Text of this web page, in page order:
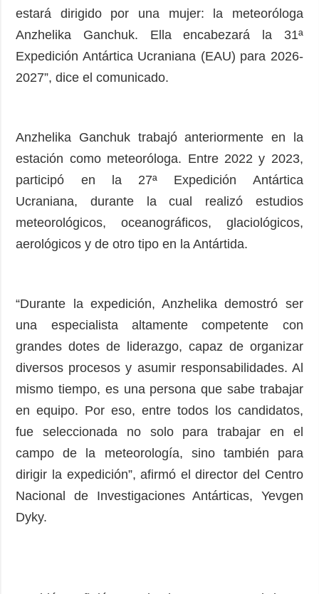
estará dirigido por una mujer: la meteoróloga
Anzhelika Ganchuk. Ella encabezará la 31ª
Expedición Antártica Ucraniana (EAU) para 2026-
2027”, dice el comunicado.
Anzhelika Ganchuk trabajó anteriormente en la
estación como meteoróloga. Entre 2022 y 2023,
participó en la 27ª Expedición Antártica
Ucraniana, durante la cual realizó estudios
meteorológicos, oceanográficos, glaciológicos,
aerológicos y de otro tipo en la Antártida.
“Durante la expedición, Anzhelika demostró ser
una especialista altamente competente con
grandes dotes de liderazgo, capaz de organizar
diversos procesos y asumir responsabilidades. Al
mismo tiempo, es una persona que sabe trabajar
en equipo. Por eso, entre todos los candidatos,
fue seleccionada no solo para trabajar en el
campo de la meteorología, sino también para
dirigir la expedición”, afirmó el director del Centro
Nacional de Investigaciones Antárticas, Yevgen
Dyky.